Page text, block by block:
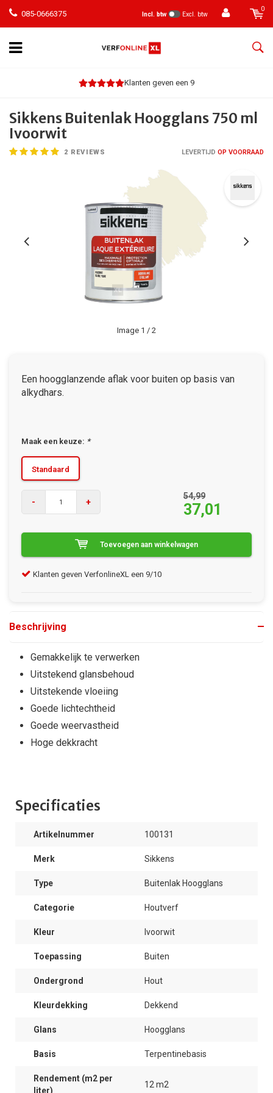
085-0666375 Incl. btw Excl. btw
0
Klanten geven een 9
Sikkens Buitenlak Hoogglans 750 ml
Ivoorwit
2 REVIEWS LEVERTIJD OP VOORRAAD
Image 1 / 2
Een hoogglanzende aflak voor buiten op basis van
alkydhars.
Maak een keuze: *
Standaard
- +
54,99
37,01
Toevoegen aan winkelwagen
Klanten geven VerfonlineXL een 9/10
Beschrijving
Gemakkelijk te verwerken
Uitstekend glansbehoud
Uitstekende vloeiing
Goede lichtechtheid
Goede weervastheid
Hoge dekkracht
Specificaties
Artikelnummer 100131
Merk Sikkens
Type Buitenlak Hoogglans
Categorie Houtverf
Kleur Ivoorwit
Toepassing Buiten
Ondergrond Hout
Kleurdekking Dekkend
Glans Hoogglans
Basis Terpentinebasis
Rendement (m2 per
liter)
12 m2